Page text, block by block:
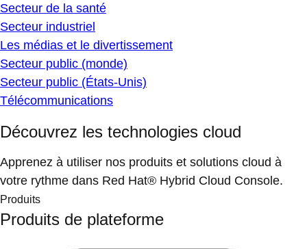
Secteur de la santé
Secteur industriel
Les médias et le divertissement
Secteur public (monde)
Secteur public (États-Unis)
Télécommunications
Découvrez les technologies cloud
Apprenez à utiliser nos produits et solutions cloud à
votre rythme dans Red Hat® Hybrid Cloud Console.
Produits
Produits de plateforme